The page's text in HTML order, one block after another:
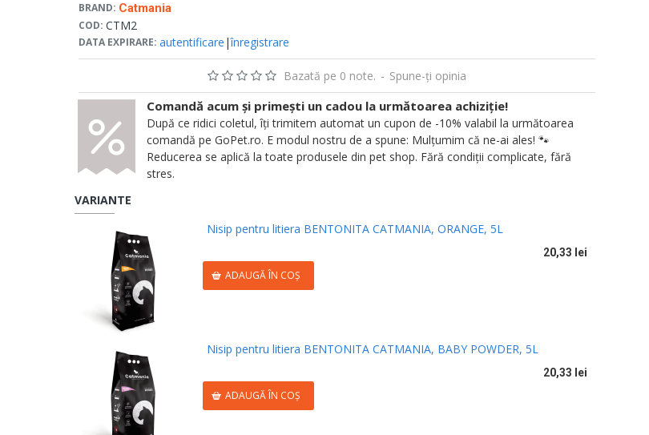
BRAND: Catmania
COD: CTM2
DATA EXPIRARE: autentificare |înregistrare
Bazată pe 0 note. - Spune-ţi opinia
VARIANTE
Nisip pentru litiera BENTONITA CATMANIA, ORANGE, 5L
20,33 lei
ADAUGĂ ÎN COŞ
Nisip pentru litiera BENTONITA CATMANIA, BABY POWDER, 5L
20,33 lei
ADAUGĂ ÎN COŞ
Comandă acum și primești un cadou la următoarea achiziție!
După ce ridici coletul, îți trimitem automat un cupon de -10% valabil la următoarea
comandă pe GoPet.ro. E modul nostru de a spune: Mulțumim că ne-ai ales! 🐾
Reducerea se aplică la toate produsele din pet shop. Fără condiții complicate, fără
stres.